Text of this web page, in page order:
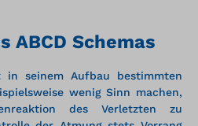
ABCD Schemas
in seinem Aufbau bestimmten
wenig Sinn machen,
des Verletzten zu